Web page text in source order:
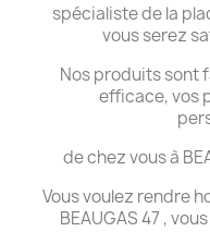
spécialiste de la
vous serez
Nos produits sont
efficace, vos
de chez vous à
Vous voulez rendre
BEAUGAS 47 ,